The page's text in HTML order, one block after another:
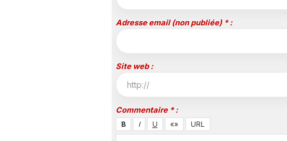
Adresse email (non publiée) * :
Site web :
Commentaire * :